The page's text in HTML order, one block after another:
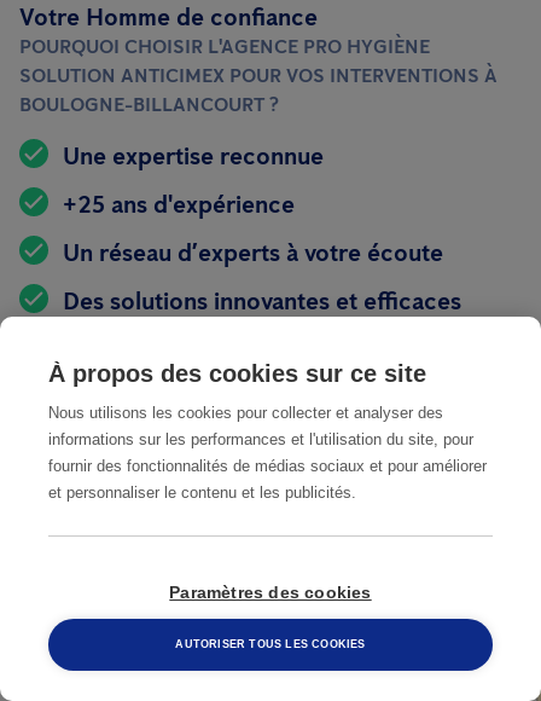
Votre Homme de confiance
POURQUOI CHOISIR L'AGENCE PRO HYGIÈNE
SOLUTION ANTICIMEX POUR VOS INTERVENTIONS À
BOULOGNE-BILLANCOURT ?
Une expertise reconnue
+25 ans d'expérience
Un réseau d’experts à votre écoute
Des solutions innovantes et efficaces
En apprendre plus sur les insectes
À propos des cookies sur ce site
Nous utilisons les cookies pour collecter et analyser des
informations sur les performances et l'utilisation du site, pour
fournir des fonctionnalités de médias sociaux et pour améliorer
et personnaliser le contenu et les publicités.
Paramètres des cookies
AUTORISER TOUS LES COOKIES